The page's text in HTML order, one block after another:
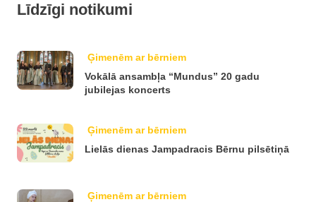
Līdzīgi notikumi
Ģimenēm ar bērniem
Vokālā ansambļa “Mundus” 20 gadu
jubilejas koncerts
Ģimenēm ar bērniem
Lielās dienas Jampadracis Bērnu pilsētiņā
Ģimenēm ar bērniem